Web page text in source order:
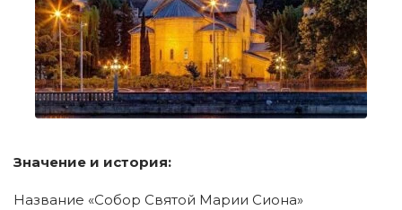
Значение и история:
Название «Собор Святой Марии Сиона»